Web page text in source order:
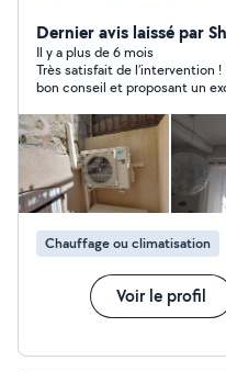
Dernier avis laissé par
Il y a plus de 6 mois
Très satisfait de l’intervention
bon conseil et proposant un
recommande vivement !
Chauffage ou climatisation
Voir le profil